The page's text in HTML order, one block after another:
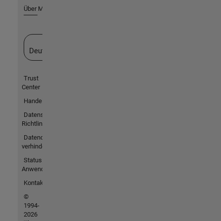
Über MathWorks
Deutschland
Trust
Center
Handelsmarken
Datenschutz-
Richtlinien
Datendiebstahl
verhindern
Status von
Anwendungen
Kontakt
©
1994-
2026